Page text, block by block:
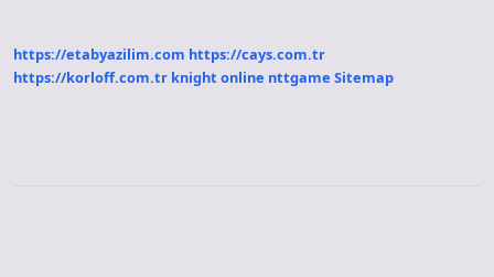
https://etabyazilim.com https://cays.com.tr
https://korloff.com.tr knight online nttgame Sitemap